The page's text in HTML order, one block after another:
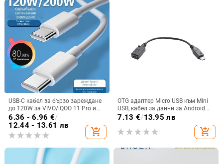
USB-C кабел за бързо зареждане
до 120W за VIVO/iQOO 11 Pro и
11s, дължина 1–2 м, бял
6.36 - 6.96 €/
12.44 - 13.61 лв
add_shopping_cart
OTG адаптер Micro USB към Mini
USB, кабел за данни за Android
телефони и таблети, силиконов,
връзка към клавиатура
7.13 €/13.95 лв
add_shopping_cart